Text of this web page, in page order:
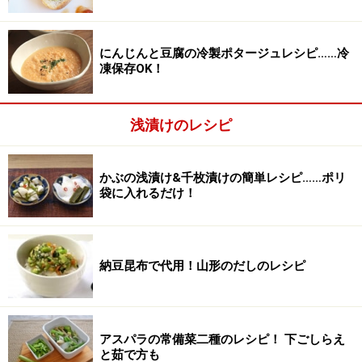
2
調味液を作る
にんじんと豆腐の冷製ポタージュレシピ……冷
凍保存OK！
浅漬けのレシピ
かぶの浅漬け&千枚漬けの簡単レシピ……ポリ
袋に入れるだけ！
納豆昆布で代用！山形のだしのレシピ
アスパラの常備菜二種のレシピ！ 下ごしらえ
と茹で方も